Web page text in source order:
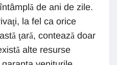
de ani de zile.
la fel ca orice
ţară, contează doar
alte resurse